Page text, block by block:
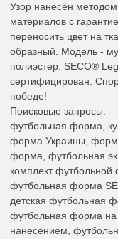
Узор нанесён
материалов с
переносить цвет на
образный. Модель -
полиэстер. SECO®
сертифицирован.
победе!
Поисковые запросы:
футбольная форма,
форма Украины,
форма, футбольная
комплект
футбольная форма
детская футбольная
футбольная форма
нанесением,